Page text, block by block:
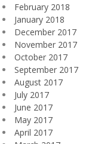
February 2018
January 2018
December 2017
November 2017
October 2017
September 2017
August 2017
July 2017
June 2017
May 2017
April 2017